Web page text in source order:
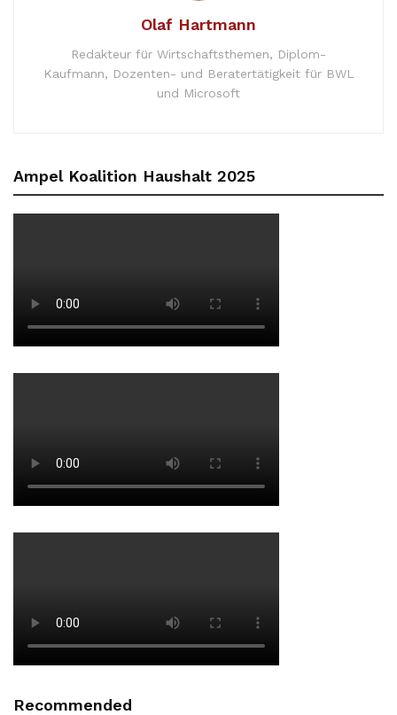
Olaf Hartmann
Redakteur für Wirtschaftsthemen, Diplom-
Kaufmann, Dozenten- und Beratertätigkeit für BWL
und Microsoft
Ampel Koalition Haushalt 2025
Recommended